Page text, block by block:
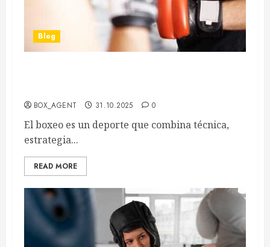
Blog
BOX_AGENT 31.10.2025 0
El boxeo es un deporte que combina técnica,
estrategia...
READ MORE